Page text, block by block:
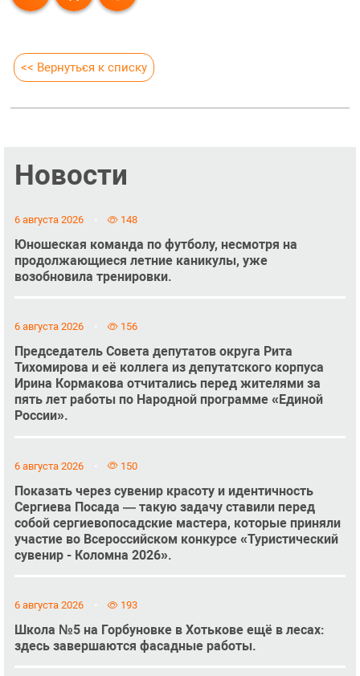
<< Вернуться к списку
Новости
6 августа 2026 148
Юношеская команда по футболу, несмотря на
продолжающиеся летние каникулы, уже
возобновила тренировки.
6 августа 2026 156
Председатель Совета депутатов округа Рита
Тихомирова и её коллега из депутатского корпуса
Ирина Кормакова отчитались перед жителями за
пять лет работы по Народной программе «Единой
России».
6 августа 2026 150
Показать через сувенир красоту и идентичность
Сергиева Посада — такую задачу ставили перед
собой сергиевопосадские мастера, которые приняли
участие во Всероссийском конкурсе «Туристический
сувенир - Коломна 2026».
6 августа 2026 193
Школа №5 на Горбуновке в Хотькове ещё в лесах:
здесь завершаются фасадные работы.